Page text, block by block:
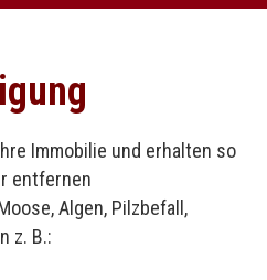
Immobilie und erhalten so
entfernen
Algen, Pilzbefall,
z. B.: